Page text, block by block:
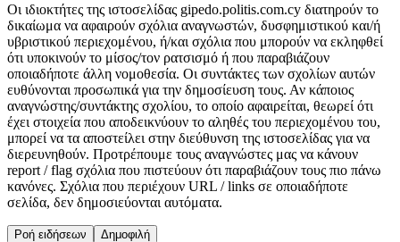
Οι ιδιοκτήτες της ιστοσελίδας gipedo.politis.com.cy διατηρούν το
δικαίωμα να αφαιρούν σχόλια αναγνωστών, δυσφημιστικού και/ή
υβριστικού περιεχομένου, ή/και σχόλια που μπορούν να εκληφθεί
ότι υποκινούν το μίσος/τον ρατσισμό ή που παραβιάζουν
οποιαδήποτε άλλη νομοθεσία. Οι συντάκτες των σχολίων αυτών
ευθύνονται προσωπικά για την δημοσίευση τους. Αν κάποιος
αναγνώστης/συντάκτης σχολίου, το οποίο αφαιρείται, θεωρεί ότι
έχει στοιχεία που αποδεικνύουν το αληθές του περιεχομένου του,
μπορεί να τα αποστείλει στην διεύθυνση της ιστοσελίδας για να
διερευνηθούν. Προτρέπουμε τους αναγνώστες μας να κάνουν
report / flag σχόλια που πιστεύουν ότι παραβιάζουν τους πιο πάνω
κανόνες. Σχόλια που περιέχουν URL / links σε οποιαδήποτε
σελίδα, δεν δημοσιεύονται αυτόματα.
Ροή ειδήσεων Δημοφιλή